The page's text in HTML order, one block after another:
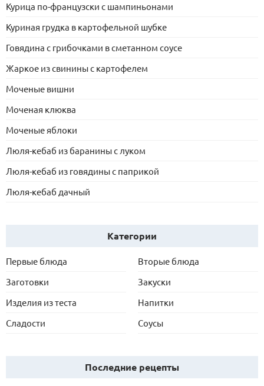
Курица по-французски с шампиньонами
Куриная грудка в картофельной шубке
Говядина с грибочками в сметанном соусе
Жаркое из свинины с картофелем
Моченые вишни
Моченая клюква
Моченые яблоки
Люля-кебаб из баранины с луком
Люля-кебаб из говядины с паприкой
Люля-кебаб дачный
Категории
Первые блюда
Вторые блюда
Заготовки
Закуски
Изделия из теста
Напитки
Сладости
Соусы
Последние рецепты